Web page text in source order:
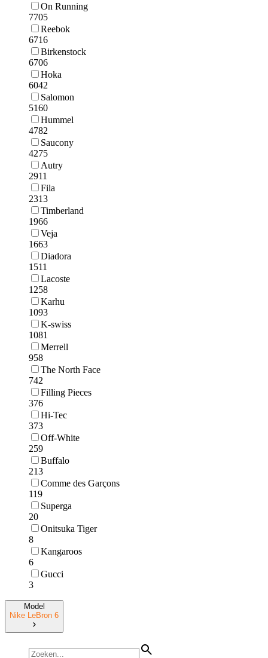
On Running
7705
Reebok
6716
Birkenstock
6706
Hoka
6042
Salomon
5160
Hummel
4782
Saucony
4275
Autry
2911
Fila
2313
Timberland
1966
Veja
1663
Diadora
1511
Lacoste
1258
Karhu
1093
K-swiss
1081
Merrell
958
The North Face
742
Filling Pieces
376
Hi-Tec
373
Off-White
259
Buffalo
213
Comme des Garçons
119
Superga
20
Onitsuka Tiger
8
Kangaroos
6
Gucci
3
Model
Nike LeBron 6